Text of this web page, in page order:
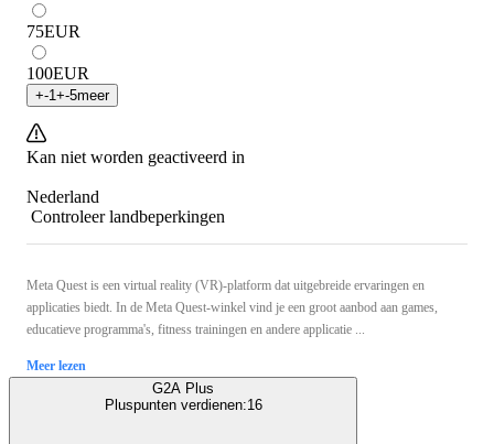
75EUR
100EUR
+-1 +-5meer
Kan niet worden geactiveerd in
Nederland
Controleer landbeperkingen
Meta Quest is een virtual reality (VR)-platform dat uitgebreide ervaringen en
applicaties biedt. In de Meta Quest-winkel vind je een groot aanbod aan games,
educatieve programma's, fitness trainingen en andere applicatie ...
Meer lezen
G2A Plus
Pluspunten verdienen:16